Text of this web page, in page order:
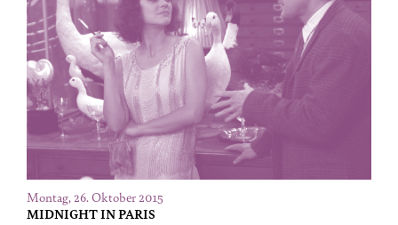
Montag, 26. Oktober 2015
MIDNIGHT IN PARIS